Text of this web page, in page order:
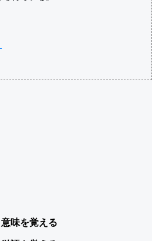
意味を覚える